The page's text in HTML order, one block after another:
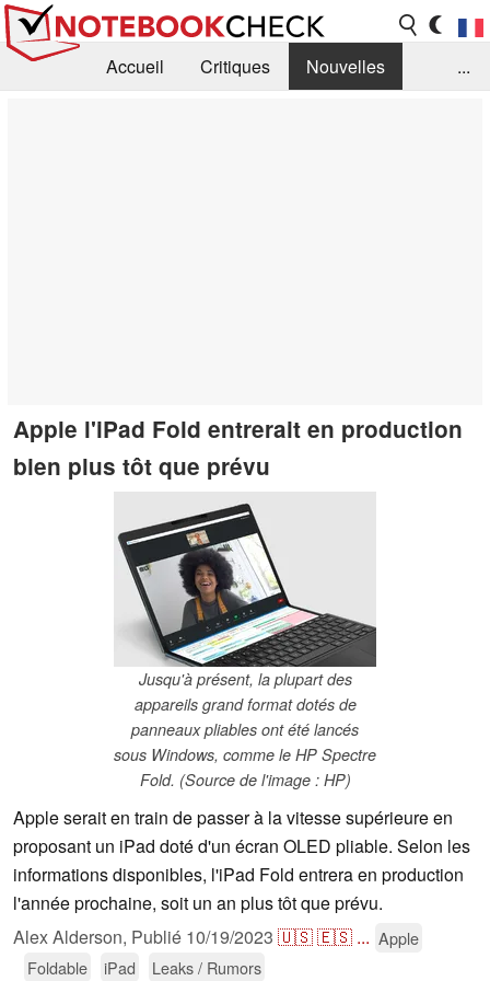
Accueil Critiques
Nouvelles
...
Apple l'iPad Fold entrerait en production
bien plus tôt que prévu
Jusqu'à présent, la plupart des
appareils grand format dotés de
panneaux pliables ont été lancés
sous Windows, comme le HP Spectre
Fold. (Source de l'image : HP)
Apple serait en train de passer à la vitesse supérieure en
proposant un iPad doté d'un écran OLED pliable. Selon les
informations disponibles, l'iPad Fold entrera en production
l'année prochaine, soit un an plus tôt que prévu.
Alex Alderson, Publié 10/19/2023 🇺🇸🇪🇸 ... Apple
Foldable
iPad Leaks / Rumors